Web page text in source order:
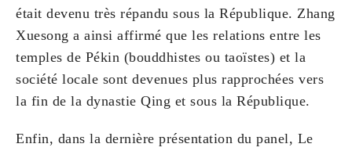
était devenu très répandu sous la République. Zhang
Xuesong a ainsi affirmé que les relations entre les
temples de Pékin (bouddhistes ou taoïstes) et la
société locale sont devenues plus rapprochées vers
la fin de la dynastie Qing et sous la République.
Enfin, dans la dernière présentation du panel, Le